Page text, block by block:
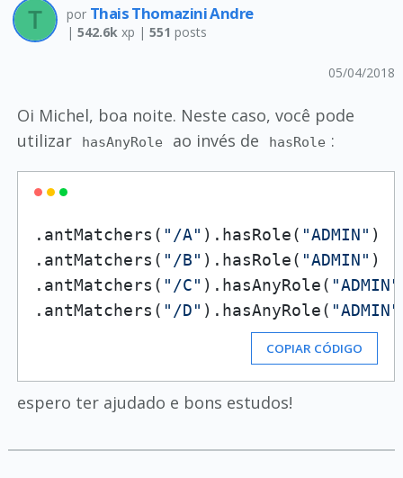
por Thais Thomazini Andre
| 542.6kxp | 551 posts
05/04/2018
Oi Michel, boa noite. Neste caso, você pode
utilizar
hasAnyRole ao invés de hasRole :
.antMatchers( "/A" ).hasRole( "ADMIN" )
.antMatchers( "/B" ).hasRole( "ADMIN" )
.antMatchers( "/C" ).hasAnyRole( "ADMIN"
.antMatchers( "/D" ).hasAnyRole( "ADMIN"
COPIAR CÓDIGO
espero ter ajudado e bons estudos!